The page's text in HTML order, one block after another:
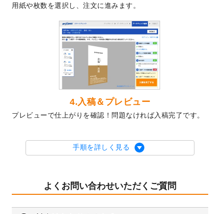
なりました！
2024年版4月始まりのカレンダーデザイン
テンプレートを公開いたしました。
2024年辰年の年賀ポスターデザインテンプ
レート
を公開いたしました。
箔押し年賀状のデザインテンプレート
開いたしました。
クリアファイル、封筒、うちわにてオリジ
ナルデザインで作成できるようになりまし
た！
を公開いたしました。
2023/9/1
2024年版1月始まりのカレンダーデザイン
オリジナルサイズ、変型サイズで作成でき
るようになりました！
2023/8/18
チケットのデザインテンプレートを追加し
用紙や枚数を選択し、注文に進みます。
4.入稿＆プレビュー
プレビューで仕上がりを確認！問題なければ入稿完了です。
手順を詳しく見る
よくお問い合わせいただくご質問